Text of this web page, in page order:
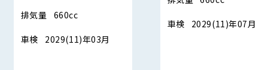
排気量 660cc
車検 2029(11)年03月
車検 2029(11)年07月